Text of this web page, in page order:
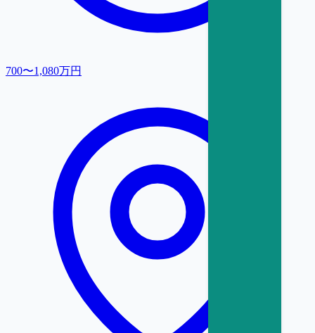
700〜1,080万円